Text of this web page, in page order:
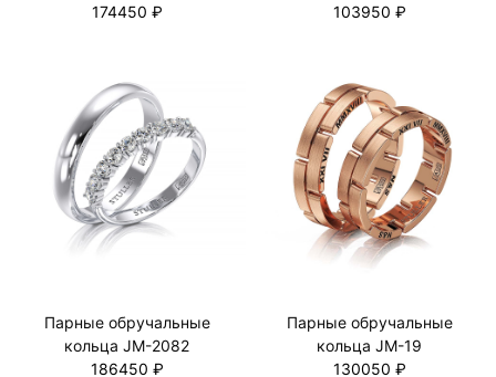
174450 ₽
103950 ₽
Парные обручальные
кольца JM-2082
186450 ₽
Парные обручальные
кольца JM-19
130050 ₽